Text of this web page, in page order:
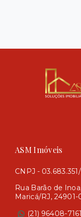
ASM Imóveis
CNPJ -
Rua Barão de
Maricá/RJ, 24901-
(21) 96408-7161